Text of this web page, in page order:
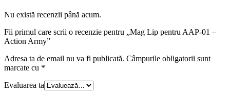
Nu există recenzii până acum.
Fii primul care scrii o recenzie pentru „Mag Lip pentru AAP-01 –
Action Army”
Adresa ta de email nu va fi publicată. Câmpurile obligatorii sunt
marcate cu *
Evaluarea ta